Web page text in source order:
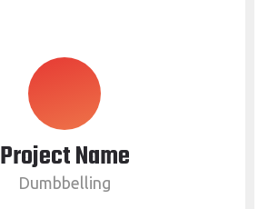
Project Name
Dumbbelling